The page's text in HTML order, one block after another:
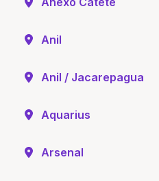
Anil
Anil / Jacarepagua
Aquarius
Arsenal